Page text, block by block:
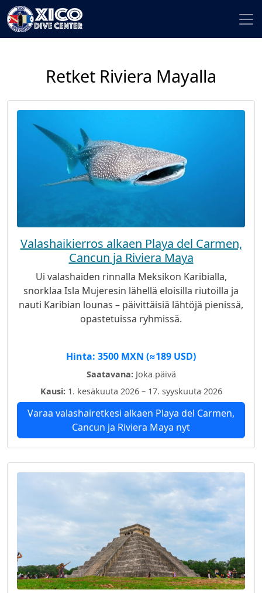
Retket Riviera Mayalla
Valashaikierros alkaen Playa del Carmen,
Cancun ja Riviera Maya
Ui valashaiden rinnalla Meksikon Karibialla,
snorklaa Isla Mujeresin lähellä eloisilla riutoilla ja
nauti Karibian lounas – päivittäisiä lähtöjä pienissä,
opastetuissa ryhmissä.
Hinta: 3500 MXN (≈189 USD)
Saatavana:Joka päivä
Kausi:1. kesäkuuta 2026 – 17. syyskuuta 2026
Varaa valashairetkesi alkaen Playa del Carmen,
Cancun ja Riviera Maya nyt